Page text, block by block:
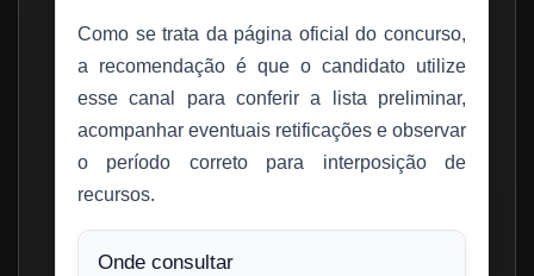
Como se trata da página oficial do concurso,
a recomendação é que o candidato utilize
esse canal para conferir a lista preliminar,
acompanhar eventuais retificações e observar
o período correto para interposição de
recursos.
Onde consultar